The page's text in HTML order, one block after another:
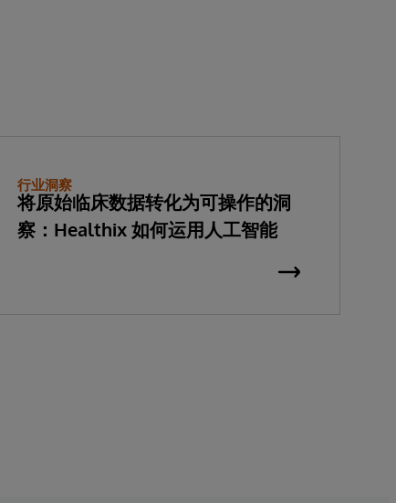
行业洞察
将原始临床数据转化为可操作的洞
察：Healthix 如何运用人工智能